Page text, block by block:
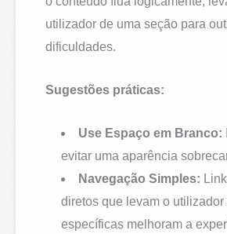
utilizador de uma seção para
dificuldades.
Sugestões práticas:
Use Espaço em Branco:
evitar uma aparência
Navegação Simples:
diretos que levam o utilizador
específicas melhoram a